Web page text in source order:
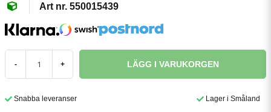
550015439
- + LÄGG I VARUKORGEN
Snabba leveranser Lager i Småland